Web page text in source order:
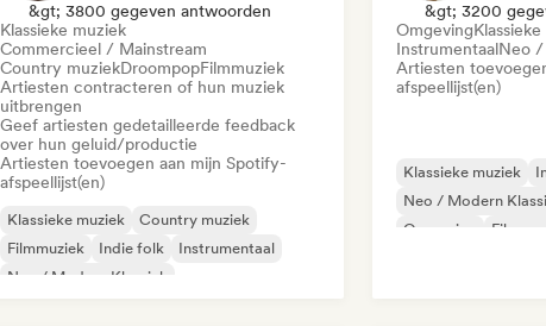
&gt; 3800 gegeven antwoorden
Klassieke muziek
Commercieel / Mainstream
Country muziekDroompopFilmmuziek
Artiesten contracteren of hun muziek
uitbrengen
Geef artiesten gedetailleerde feedback
over hun geluid/productie
Artiesten toevoegen aan mijn Spotify-
afspeellijst(en)
Klassieke muziek
Country muziek
Filmmuziek
Indie folk
Instrumentaal
Neo / Modern Klassiek
&gt; 3200
Omgeving
InstrumentaalNeo /
Artiesten
afspeellijst(en)
Klassieke muziek
Neo / Modern
Omgeving